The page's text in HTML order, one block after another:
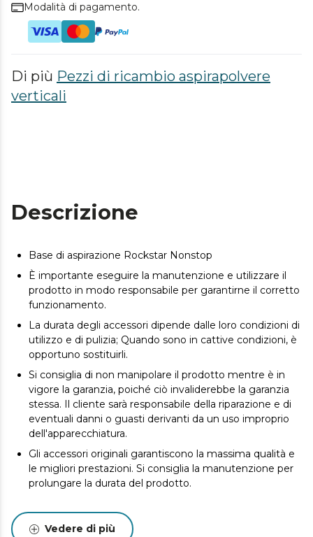
Modalità di pagamento.
Di più Pezzi di ricambio aspirapolvere
verticali
Descrizione
Base di aspirazione Rockstar Nonstop
È importante eseguire la manutenzione e utilizzare il
prodotto in modo responsabile per garantirne il corretto
funzionamento.
La durata degli accessori dipende dalle loro condizioni di
utilizzo e di pulizia; Quando sono in cattive condizioni, è
opportuno sostituirli.
Si consiglia di non manipolare il prodotto mentre è in
vigore la garanzia, poiché ciò invaliderebbe la garanzia
stessa. Il cliente sarà responsabile della riparazione e di
eventuali danni o guasti derivanti da un uso improprio
dell'apparecchiatura.
Gli accessori originali garantiscono la massima qualità e
le migliori prestazioni. Si consiglia la manutenzione per
prolungare la durata del prodotto.
Vedere di più